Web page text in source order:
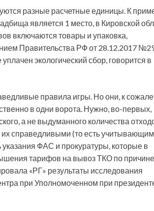
разные расчетные единицы. К
является 1 место, в Кировской
включаются товары и упаковка,
Правительства РФ от 28.12.2017
экологический сбор, говорится в
правила игры. Но они, к
в одни ворота. Нужно, во-первых,
а не выдуманного количества
их справедливыми (то есть
ФАС и прокуратуры, которые в
тарифов на вывоз ТКО по
«РГ» результаты исследования
при Уполномоченном при